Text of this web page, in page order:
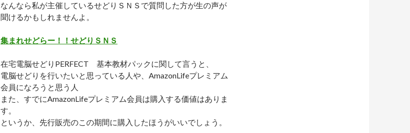
なんなら私が主催しているせどりＳＮＳで質問した方が生の声が
聞けるかもしれませんよ。
集まれせどらー！！せどりＳＮＳ
在宅電脳せどりPERFECT 基本教材パックに関して言うと、
電脳せどりを行いたいと思っている人や、AmazonLifeプレミアム
会員になろうと思う人
また、すでにAmazonLifeプレミアム会員は購入する価値はありま
す。
というか、先行販売のこの期間に購入したほうがいいでしょう。